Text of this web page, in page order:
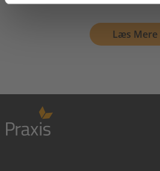
Læs Mere